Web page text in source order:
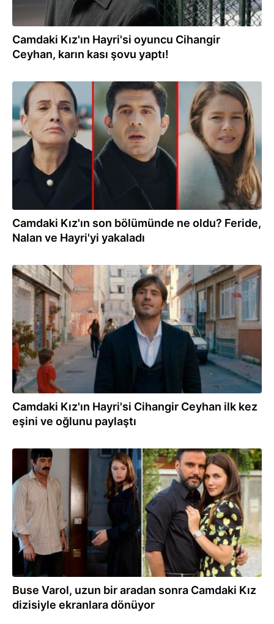
Camdaki Kız'ın Hayri'si oyuncu Cihangir
Ceyhan, karın kası şovu yaptı!
01.04.2022
Camdaki Kız'ın son bölümünde ne oldu? Feride,
Nalan ve Hayri'yi yakaladı
07.02.2022
Camdaki Kız'ın Hayri'si Cihangir Ceyhan ilk kez
eşini ve oğlunu paylaştı
10.11.2021
Buse Varol, uzun bir aradan sonra Camdaki Kız
dizisiyle ekranlara dönüyor